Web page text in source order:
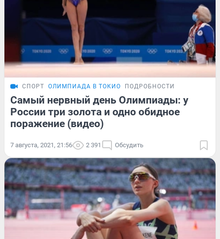
СПОРТ ОЛИМПИАДА В ТОКИО ПОДРОБНОСТИ
Самый нервный день Олимпиады: у
России три золота и одно обидное
поражение (видео)
7 августа, 2021, 21:56 2 391 Обсудить